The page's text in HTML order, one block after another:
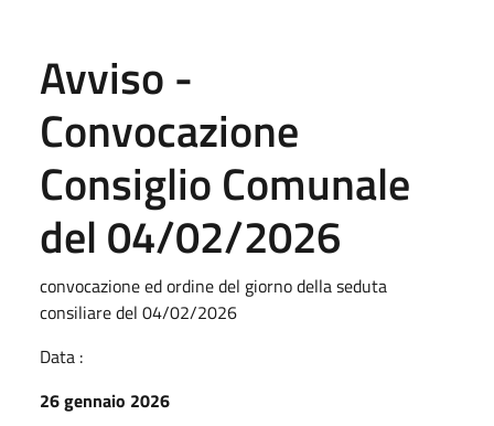
Avviso -
Convocazione
Consiglio Comunale
del 04/02/2026
convocazione ed ordine del giorno della seduta
consiliare del 04/02/2026
Data :
26 gennaio 2026